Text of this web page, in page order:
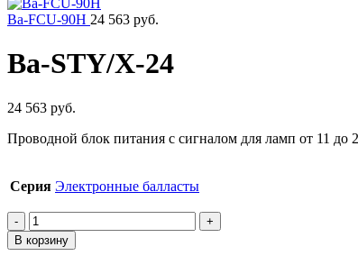
Ba-FCU-90H 24 563 руб.
Ba-STY/X-24
24 563 руб.
Проводной блок питания с сигналом для ламп от 11 до
Серия Электронные балласты
Количество
товара
Ba-
В корзину